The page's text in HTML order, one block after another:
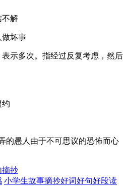
不解
做坏事
示多次。指经过反复考虑，然后
约
的愚人由于不可思议的恐怖而心
摘抄
小学生故事摘抄好词好句好段读